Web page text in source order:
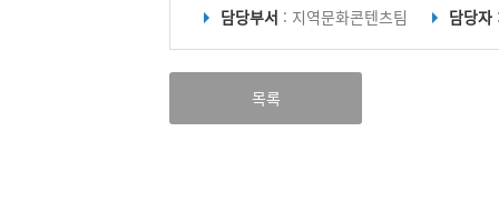
담당부서 : 지역문화콘텐츠팀 담당자
목록